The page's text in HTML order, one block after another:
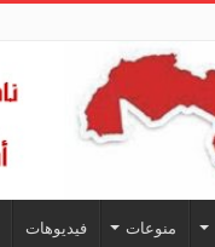
منوعات فيديوهات